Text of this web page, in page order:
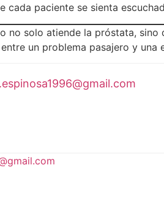
cada paciente se sienta
no solo atiende la próstata,
un problema pasajero y una